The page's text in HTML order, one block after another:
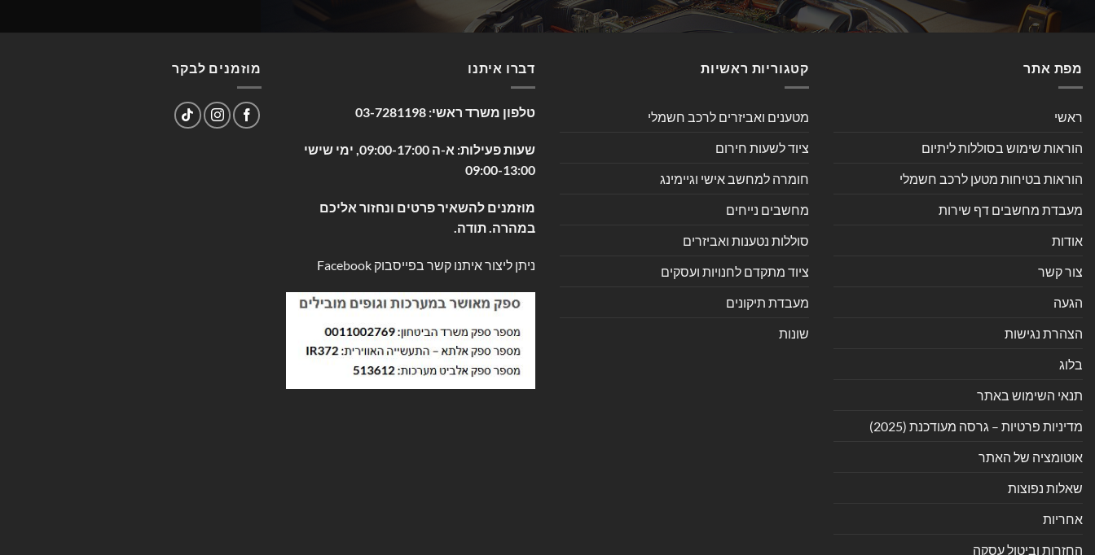
מפת אתר
ראשי
הוראות שימוש בסוללות ליתיום
הוראות בטיחות מטען לרכב חשמלי
מעבדת מחשבים דף שירות
אודות
צור קשר
הגעה
הצהרת נגישות
בלוג
תנאי השימוש באתר
מדיניות פרטיות – גרסה מעודכנת (2025)
אוטומציה של האתר
שאלות נפוצות
אחריות
החזרות וביטול עסקה
קטגוריות ראשיות
מטענים ואביזרים לרכב חשמלי
ציוד לשעות חירום
חומרה למחשב אישי וגיימינג
מחשבים נייחים
סוללות נטענות ואביזרים
ציוד מתקדם לחנויות ועסקים
מעבדת תיקונים
שונות
דברו איתנו
טלפון משרד ראשי: 03-7281198
שעות פעילות: א-ה 09:00-17:00, ימי שישי
09:00-13:00
מוזמנים להשאיר פרטים ונחזור אליכם
במהרה. תודה.
ניתן ליצור איתנו קשר בפייסבוק Facebook
מוזמנים לבקר